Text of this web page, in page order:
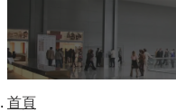
首頁